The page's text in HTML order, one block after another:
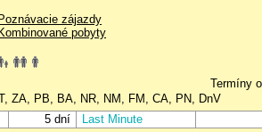
Poznávacie zájazdy
Kombinované pobyty
Termíny
ZA, PB, BA, NR, NM, FM, CA, PN, DnV
5 dní Last Minute